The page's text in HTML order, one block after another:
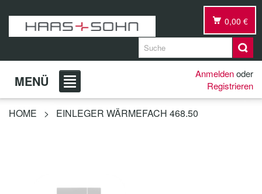
0,00 €
MENÜ Anmeldenoder
Registrieren
HOME > EINLEGER WÄRMEFACH 468.50